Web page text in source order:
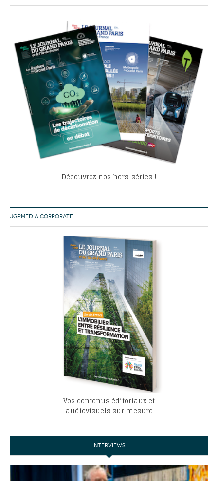
Découvrez nos hors-séries !
JGPMEDIA CORPORATE
Vos contenus éditoriaux et
audiovisuels sur mesure
INTERVIEWS